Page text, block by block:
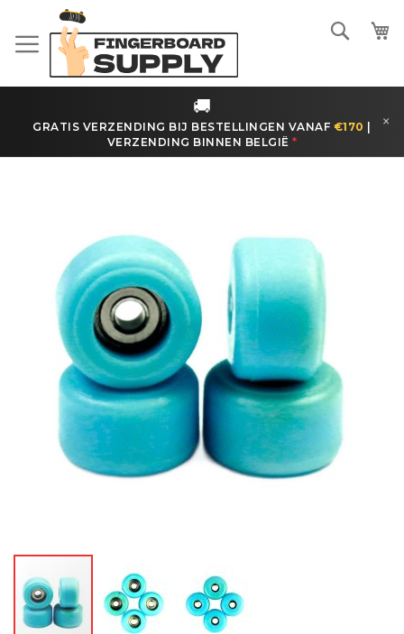
de
🚚
GRATIS VERZENDING BIJ BESTELLINGEN VANAF €170
VERZENDING BINNEN BELGIË *
×
afbeeldingen-